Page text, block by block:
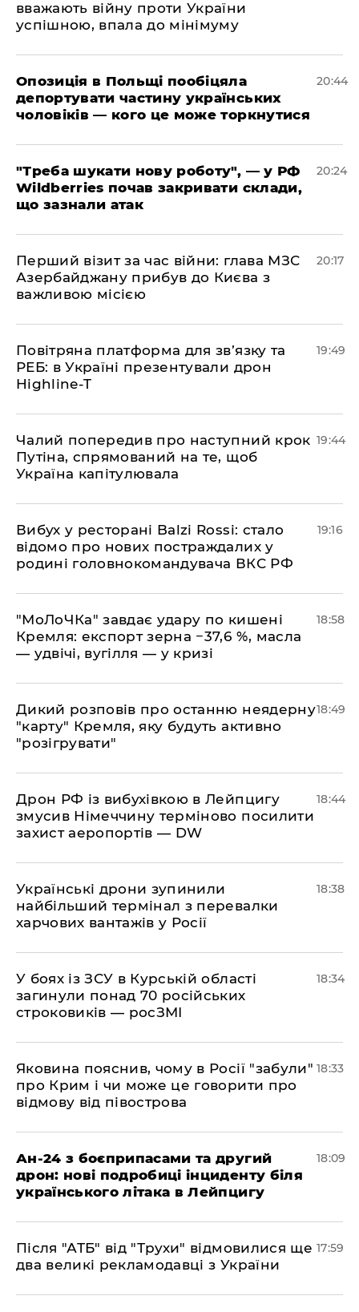
вважають війну проти України
успішною, впала до мінімуму
​Опозиція в Польщі пообіцяла
депортувати частину українських
чоловіків — кого це може торкнутися
20:44
​"Треба шукати нову роботу", — у РФ
Wildberries почав закривати склади,
що зазнали атак
20:24
​Перший візит за час війни: глава МЗС
Азербайджану прибув до Києва з
важливою місією
20:17
​Повітряна платформа для зв’язку та
РЕБ: в Україні презентували дрон
Highline-T
19:49
​Чалий попередив про наступний крок
Путіна, спрямований на те, щоб
Україна капітулювала
19:44
​Вибух у ресторані Balzi Rossi: стало
відомо про нових постраждалих у
родині головнокомандувача ВКС РФ
19:16
​"МоЛоЧКа" завдає удару по кишені
Кремля: експорт зерна −37,6 %, масла
— удвічі, вугілля — у кризі
18:58
​Дикий розповів про останню неядерну
"карту" Кремля, яку будуть активно
"розігрувати"
18:49
​Дрон РФ із вибухівкою в Лейпцигу
змусив Німеччину терміново посилити
захист аеропортів — DW
18:44
​Українські дрони зупинили
найбільший термінал з перевалки
харчових вантажів у Росії
18:38
​У боях із ЗСУ в Курській області
загинули понад 70 російських
строковиків — росЗМІ
18:34
​Яковина пояснив, чому в Росії "забули"
про Крим і чи може це говорити про
відмову від півострова
18:33
​Ан-24 з боєприпасами та другий
дрон: нові подробиці інциденту біля
українського літака в Лейпцигу
18:09
​Після "АТБ" від "Трухи" відмовилися ще
два великі рекламодавці з України
17:59